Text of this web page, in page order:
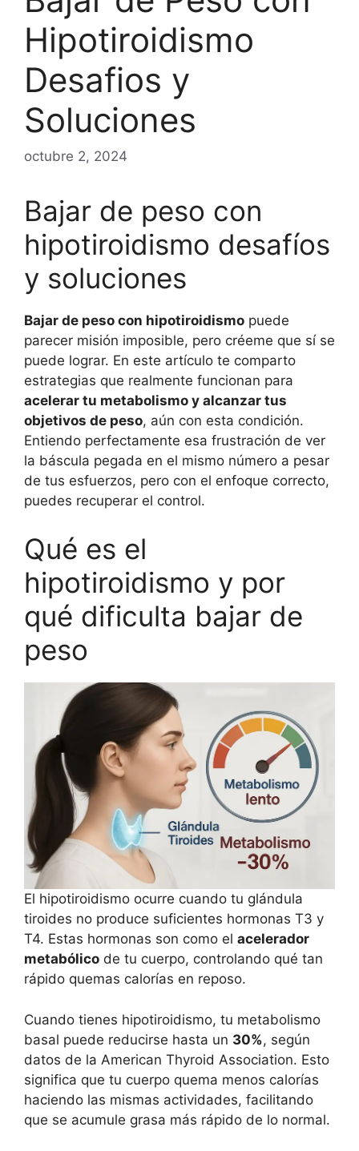
Hipotiroidismo
Desafios y
Soluciones
octubre 2, 2024
Bajar de peso con
hipotiroidismo desafíos
y soluciones
Bajar de peso con hipotiroidismo puede
parecer misión imposible, pero créeme que sí se
puede lograr. En este artículo te comparto
estrategias que realmente funcionan para
acelerar tu metabolismo y alcanzar tus
objetivos de peso, aún con esta condición.
Entiendo perfectamente esa frustración de ver
la báscula pegada en el mismo número a pesar
de tus esfuerzos, pero con el enfoque correcto,
puedes recuperar el control.
Qué es el
hipotiroidismo y por
qué dificulta bajar de
peso
El hipotiroidismo ocurre cuando tu glándula
tiroides no produce suficientes hormonas T3 y
T4. Estas hormonas son como el acelerador
metabólico de tu cuerpo, controlando qué tan
rápido quemas calorías en reposo.
Cuando tienes hipotiroidismo, tu metabolismo
basal puede reducirse hasta un 30%, según
datos de la American Thyroid Association. Esto
significa que tu cuerpo quema menos calorías
haciendo las mismas actividades, facilitando
que se acumule grasa más rápido de lo normal.